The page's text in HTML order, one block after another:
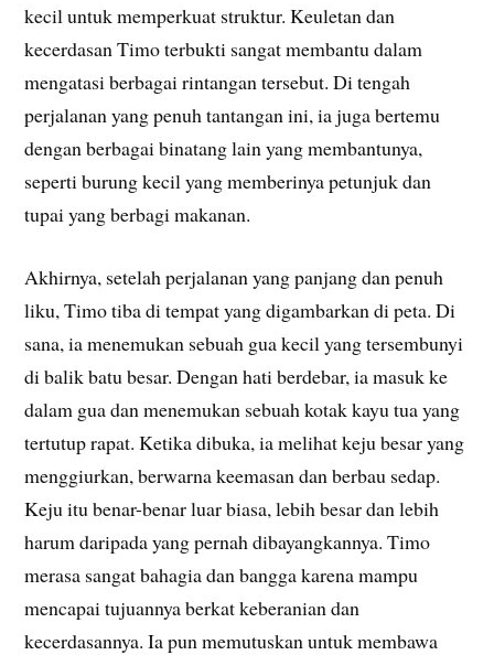
kecil untuk memperkuat struktur. Keuletan dan
kecerdasan Timo terbukti sangat membantu dalam
mengatasi berbagai rintangan tersebut. Di tengah
perjalanan yang penuh tantangan ini, ia juga bertemu
dengan berbagai binatang lain yang membantunya,
seperti burung kecil yang memberinya petunjuk dan
tupai yang berbagi makanan.
Akhirnya, setelah perjalanan yang panjang dan penuh
liku, Timo tiba di tempat yang digambarkan di peta. Di
sana, ia menemukan sebuah gua kecil yang tersembunyi
di balik batu besar. Dengan hati berdebar, ia masuk ke
dalam gua dan menemukan sebuah kotak kayu tua yang
tertutup rapat. Ketika dibuka, ia melihat keju besar yang
menggiurkan, berwarna keemasan dan berbau sedap.
Keju itu benar-benar luar biasa, lebih besar dan lebih
harum daripada yang pernah dibayangkannya. Timo
merasa sangat bahagia dan bangga karena mampu
mencapai tujuannya berkat keberanian dan
kecerdasannya. Ia pun memutuskan untuk membawa